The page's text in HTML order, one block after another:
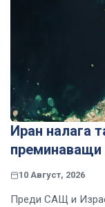
Иран налага
преминаващи
10 Август, 2026
Преди САЩ и